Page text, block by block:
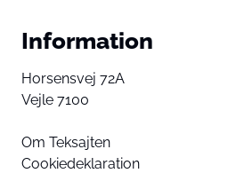
Information
Horsensvej 72A
Vejle 7100
Om Teksajten
Cookiedeklaration